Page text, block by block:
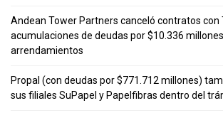
Andean Tower Partners canceló contratos con
acumulaciones de deudas por $10.336
arrendamientos
Propal (con deudas por $771.712 millones)
sus filiales SuPapel y Papelfibras dentro del